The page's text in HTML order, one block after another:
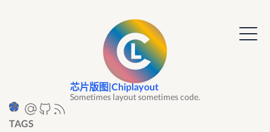
芯片版图|Chiplayout
Sometimes layout sometimes code.
TAGS